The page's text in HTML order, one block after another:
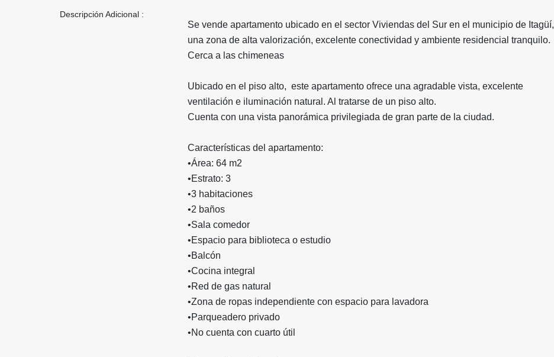
Descripción Adicional :
Se vende apartamento ubicado en el sector Viviendas del Sur en el municipio de Itagüí,
una zona de alta valorización, excelente conectividad y ambiente residencial tranquilo.
Cerca a las chimeneas
Ubicado en el piso alto, este apartamento ofrece una agradable vista, excelente
ventilación e iluminación natural. Al tratarse de un piso alto.
Cuenta con una vista panorámica privilegiada de gran parte de la ciudad.
Características del apartamento:
•Área: 64 m2
•Estrato: 3
•3 habitaciones
•2 baños
•Sala comedor
•Espacio para biblioteca o estudio
•Balcón
•Cocina integral
•Red de gas natural
•Zona de ropas independiente con espacio para lavadora
•Parqueadero privado
•No cuenta con cuarto útil